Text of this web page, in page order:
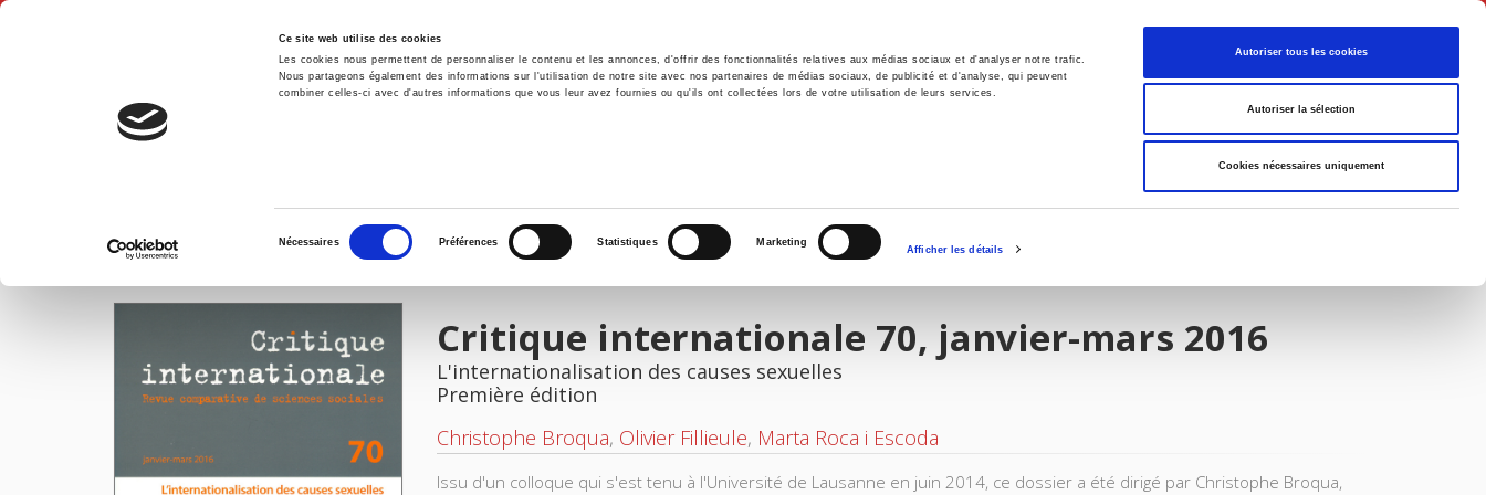
Ce site web utilise des cookies
Les cookies nous permettent de personnaliser le contenu et les annonces, d'offrir des fonctionnalités relatives aux médias sociaux et d'analyser notre trafic.
Nous partageons également des informations sur l'utilisation de notre site avec nos partenaires de médias sociaux, de publicité et d'analyse, qui peuvent
combiner celles-ci avec d'autres informations que vous leur avez fournies ou qu'ils ont collectées lors de votre utilisation de leurs services.
consentement
Nécessaires Préférences Statistiques Marketing
Afficher les détails
Autoriser tous les cookies
Autoriser la sélection
Cookies nécessaires uniquement
Français
Accueil Environnement Histoire International
IMAGES
Critique internationale 70, janvier-mars 2016
L'internationalisation des causes sexuelles
Première édition
Christophe Broqua, Olivier Fillieule, Marta Roca i Escoda
Issu d'un colloque qui s'est tenu à l'Université de Lausanne en juin 2014, ce dossier a été dirigé par Christophe Broqua,